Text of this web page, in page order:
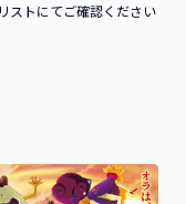
ストにてご確認ください